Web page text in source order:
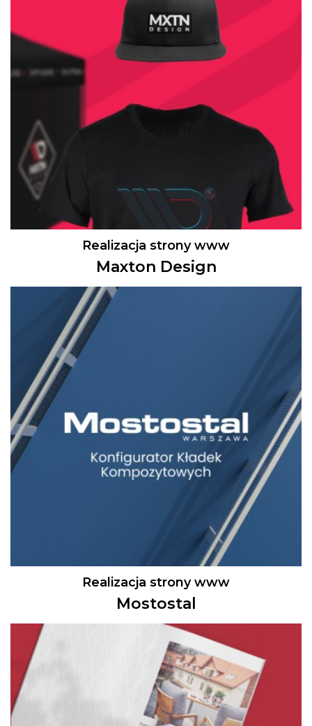
Realizacja strony www
Maxton Design
Realizacja strony www
Mostostal